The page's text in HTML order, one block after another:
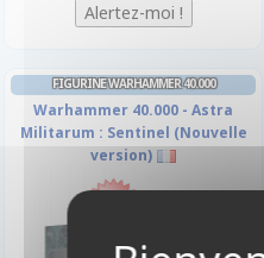
FIGURINE WARHAMMER 40.000
Warhammer 40.000 - Astra
Militarum : Sentinel (Nouvelle
version)